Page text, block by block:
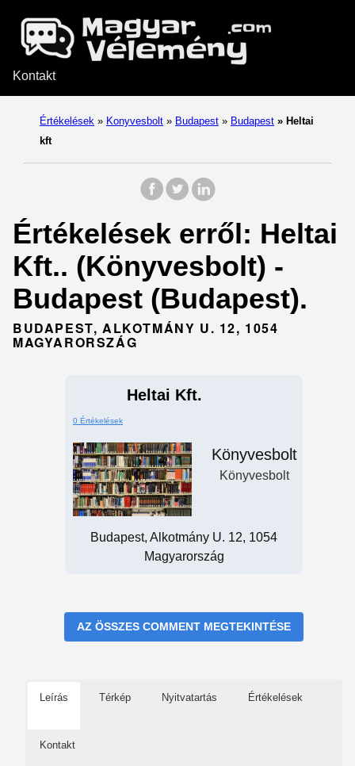
Kontakt
Értékelések » Konyvesbolt » Budapest » Budapest » Heltai
kft
Értékelések erről: Heltai
Kft.. (Könyvesbolt) -
Budapest (Budapest).
BUDAPEST, ALKOTMÁNY U. 12, 1054
MAGYARORSZÁG
Heltai Kft.
0 Értékelések
Könyvesbolt
Könyvesbolt
Budapest, Alkotmány U. 12, 1054
Magyarország
AZ ÖSSZES COMMENT MEGTEKINTÉSE
Leírás Térkép Nyitvatartás Értékelések
Kontakt